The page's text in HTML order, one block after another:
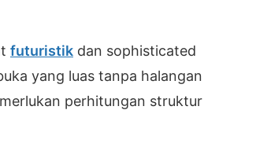
futuristik dan sophisticated
yang luas tanpa halangan
perhitungan struktur